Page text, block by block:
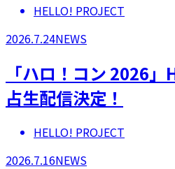
HELLO! PROJECT
2026.7.24NEWS
「ハロ！コン 2026
占生配信決定！
HELLO! PROJECT
2026.7.16NEWS